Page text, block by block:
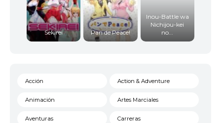
Sekirei Pan de Peace!
Inou-Battle wa
Nichijou-kei
no...
Acción Action & Adventure
Animación Artes Marciales
Aventuras Carreras